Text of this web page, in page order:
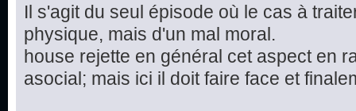
Il s'agit du seul épisode où le cas à
physique, mais d'un mal moral.
house rejette en général cet aspect en
asocial; mais ici il doit faire face et